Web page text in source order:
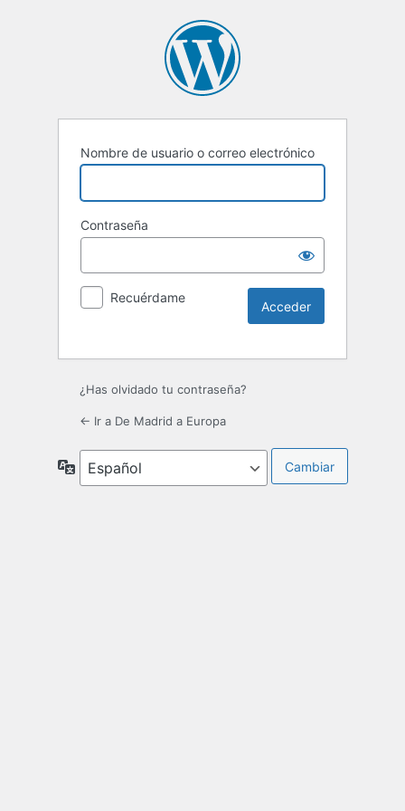
Nombre de usuario o correo electrónico
Contraseña
Recuérdame
¿Has olvidado tu contraseña?
← Ir a De Madrid a Europa
Idioma